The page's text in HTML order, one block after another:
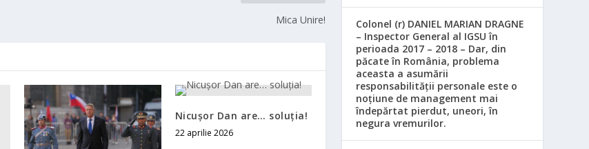
Mica Unire!
Nicuşor Dan are… soluţia!
22 aprilie 2026
Colonel (r) DANIEL MARIAN DRAGNE
– Inspector General al IGSU în
perioada 2017 – 2018 – Dar, din
păcate în România, problema
aceasta a asumării
responsabilităţii personale este o
noţiune de management mai
îndepărtat pierdut, uneori, în
negura vremurilor.